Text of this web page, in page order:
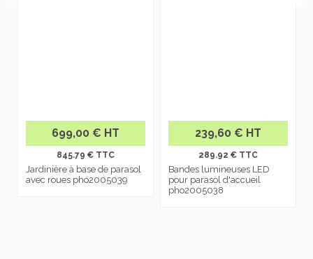
699,00 € HT
845.79 € TTC
Jardinière à base de parasol
avec roues pho2005039
239,60 € HT
289.92 € TTC
Bandes lumineuses LED
pour parasol d'accueil
pho2005038